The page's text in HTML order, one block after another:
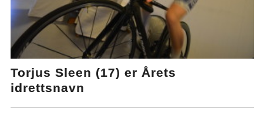
Torjus Sleen (17) er Årets
idrettsnavn